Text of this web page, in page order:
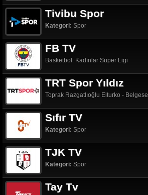
Tivibu Spor
Kategori: Spor
FB TV
Basketbol: Kadınlar Süper Ligi
TRT Spor Yıldız
Toprak Razgatlıoğlu Elturko - Belgesel
Sıfır TV
Kategori: Spor
TJK TV
Kategori: Spor
Tay Tv